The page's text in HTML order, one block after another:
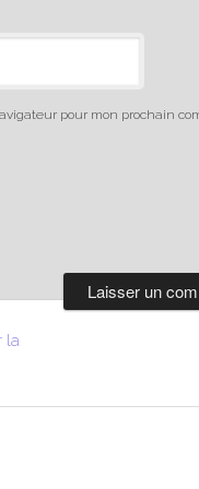
pour mon prochain
la